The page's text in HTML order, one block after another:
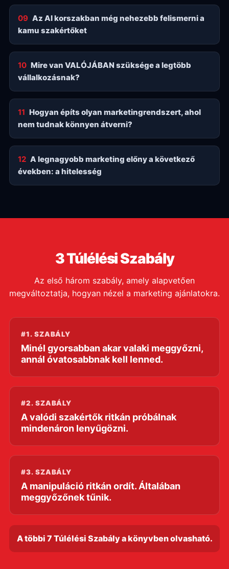
09 Az AI korszakban még nehezebb felismerni a
kamu szakértőket
10 Mire van VALÓJÁBAN szüksége a legtöbb
vállalkozásnak?
11 Hogyan építs olyan marketingrendszert, ahol
nem tudnak könnyen átverni?
12 A legnagyobb marketing előny a következő
években: a hitelesség
3 Túlélési Szabály
Az első három szabály, amely alapvetően
megváltoztatja, hogyan nézel a marketing ajánlatokra.
#1. SZABÁLY
Minél gyorsabban akar valaki meggyőzni,
annál óvatosabbnak kell lenned.
#2. SZABÁLY
A valódi szakértők ritkán próbálnak
mindenáron lenyűgözni.
#3. SZABÁLY
A manipuláció ritkán ordít. Általában
meggyőzőnek tűnik.
A többi 7 Túlélési Szabály a könyvben olvasható.